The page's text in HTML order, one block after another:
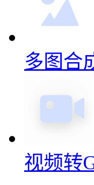
多图合
视频转